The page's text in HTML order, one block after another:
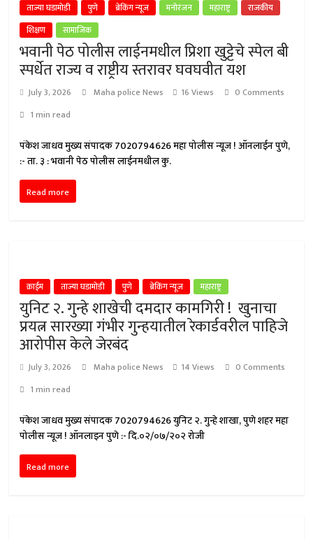
ताज्या घडामोडी पुणे ब्रेकिंग न्यूज मनोरंजन महाराष्ट्र
राजकीय
शिक्षण
सामाजिक
भवानी पेठ पोलीस लाईनमधील प्रिशा खुट्टेचे स्पेल बी
स्पर्धेत राज्य व राष्ट्रीय स्तरावर घवघवीत यश
July 3, 2026 Maha police News 16 Views
0 Comments
1 min read
पंकेश जाधव मुख्य संपादक 7020794626 महा पोलीस न्यूज ! ऑनलाईन पुणे,
:- ता. ३ : भवानी पेठ पोलीस लाईनमधील कु.
Read more
क्राईम ताज्या घडामोडी पुणे ब्रेकिंग न्यूज महाराष्ट्र
युनिट २. गुन्हे शाखेची दमदार कामगिरी ! खुनाचा
प्रयत्न सारख्या गंभीर गुन्हयातील रेकार्डवरील पाहिजे
आरोपीस केले जेरबंद
July 3, 2026 Maha police News 14 Views
0 Comments
1 min read
पंकेश जाधव मुख्य संपादक 7020794626 युनिट २. गुन्हे शाखा, पुणे शहर महा
पोलीस न्यूज ! ऑनलाइन पुणे :- दि.०२/०७/२०२ रोजी
Read more